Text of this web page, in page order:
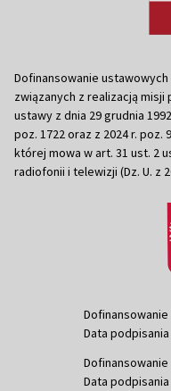
Dofinansowanie
związanych z realizacją
ustawy z dnia 29 grudnia
poz. 1722 oraz z 2024 r.
której mowa w art. 31 ust. 2
radiofonii i telewizji (Dz. U. z
Dofinansowanie
Data podpisania
Dofinansowanie
Data podpisania